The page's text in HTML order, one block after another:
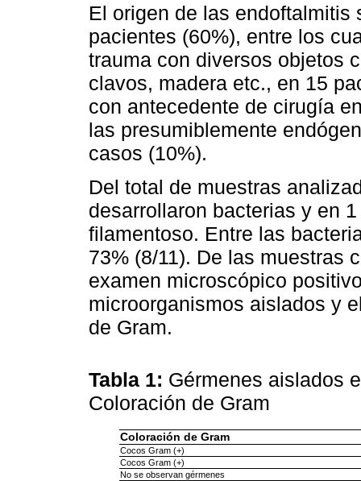
El origen de las
pacientes (60%), entre los
trauma con diversos objetos
clavos, madera etc., en 15
con antecedente de cirugía
las presumiblemente
casos (10%).
Del total de muestras
desarrollaron bacterias y en
filamentoso. Entre las
73% (8/11). De las muestras
examen microscópico
microorganismos aislados y
de Gram.
Tabla 1: Gérmenes aislados
Coloración de Gram
Coloración de Gram
Cocos Gram (+)
Cocos Gram (+)
No se observan gérmenes